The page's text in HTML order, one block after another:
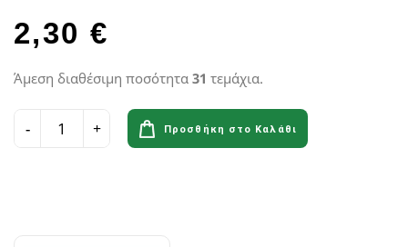
2,30 €
Άμεση διαθέσιμη ποσότητα 31 τεμάχια.
Προσθήκη στο Καλάθι